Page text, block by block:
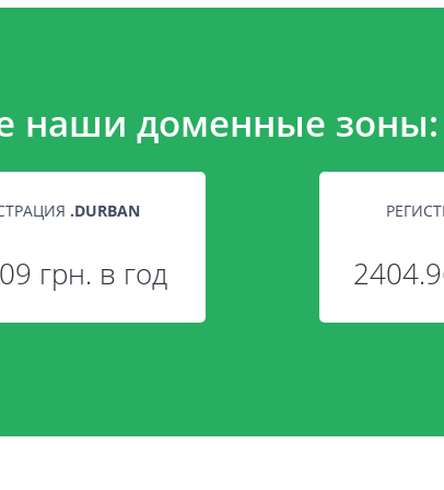
наши доменные зоны:
.DURBAN
грн. в год